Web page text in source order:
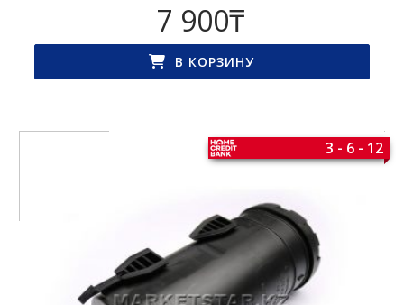
7 900₸
В КОРЗИНУ
3 - 6 - 12